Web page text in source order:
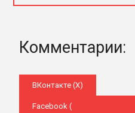
Комментарии:
ВКонтакте (X)
Facebook (